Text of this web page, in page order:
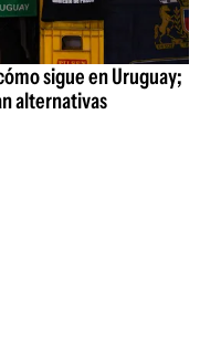
sigue en Uruguay;
alternativas